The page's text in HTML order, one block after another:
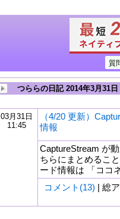
質
つららの日記 2014年3月31日
03月31日
11:45
（4/20 更新）
情報
CaptureStream が
ちらにまとめるこ
ード情報は 「ココ
コメント(13) | 総